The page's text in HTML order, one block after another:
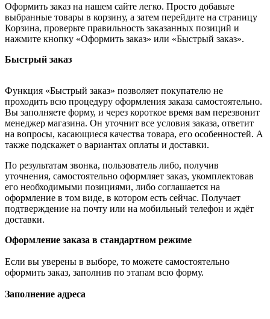
Оформить заказ на нашем сайте легко. Просто добавьте
выбранные товары в корзину, а затем перейдите на страницу
Корзина, проверьте правильность заказанных позиций и
нажмите кнопку «Оформить заказ» или «Быстрый заказ».
Быстрый заказ
Функция «Быстрый заказ» позволяет покупателю не
проходить всю процедуру оформления заказа самостоятельно.
Вы заполняете форму, и через короткое время вам перезвонит
менеджер магазина. Он уточнит все условия заказа, ответит
на вопросы, касающиеся качества товара, его особенностей. А
также подскажет о вариантах оплаты и доставки.
По результатам звонка, пользователь либо, получив
уточнения, самостоятельно оформляет заказ, укомплектовав
его необходимыми позициями, либо соглашается на
оформление в том виде, в котором есть сейчас. Получает
подтверждение на почту или на мобильный телефон и ждёт
доставки.
Оформление заказа в стандартном режиме
Если вы уверены в выборе, то можете самостоятельно
оформить заказ, заполнив по этапам всю форму.
Заполнение адреса